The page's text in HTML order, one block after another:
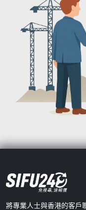
將專業人士與香港的客戶